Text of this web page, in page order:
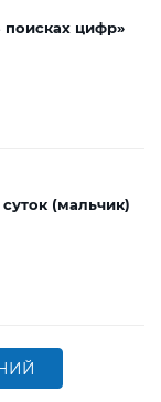
цифр»
(мальчик)